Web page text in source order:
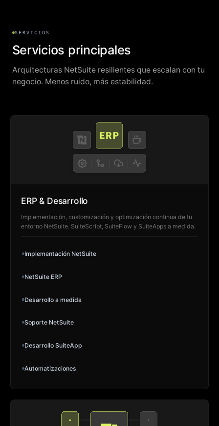
SERVICIOS
Servicios principales
Arquitecturas NetSuite resilientes que escalan con tu
negocio. Menos ruido, más estabilidad.
ERP & Desarrollo
Implementación, customización y optimización continua de tu
entorno NetSuite. SuiteScript, SuiteFlow y SuiteApps a medida.
Implementación NetSuite
NetSuite ERP
Desarrollo a medida
Soporte NetSuite
Desarrollo SuiteApp
Automatizaciones